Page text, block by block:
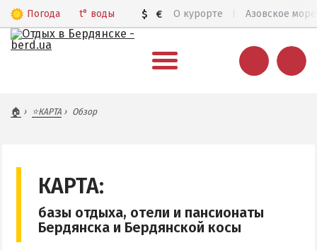
Погода t° воды $ € О курорте Азовское море
Цены 2026
Веб-камеры
🏠 ⭐КАРТА Обзор
КАРТА:
базы отдыха, отели и пансионаты
Бердянска и Бердянской косы